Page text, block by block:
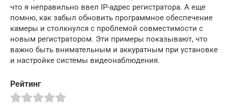
что я неправильно ввел IP-адрес регистратора. А еще
помню, как забыл обновить программное обеспечение
камеры и столкнулся с проблемой совместимости с
новым регистратором. Эти примеры показывают, что
важно быть внимательным и аккуратным при установке
и настройке системы видеонаблюдения.
Рейтинг